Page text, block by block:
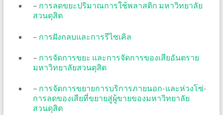
– การลดขยะปริมาณการใช้พลาสติก มหาวิทยาลัย
สวนดุสิต
– การฝังกลบและการรีไซเคิล
– การจัดการขยะ และการจัดการของเสียอันตราย
มหาวิทยาลัยสวนดุสิต
– การจัดการขยายการบริการภายนอก-และห่วงโซ่-
การลดของเสียที่ขยายสู่ผู้ขายของมหาวิทยาลัย
สวนดุสิต